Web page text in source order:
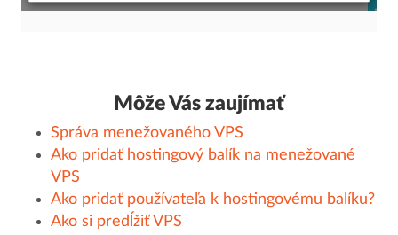
Môže Vás zaujímať
Správa menežovaného VPS
Ako pridať hostingový balík na menežované
VPS
Ako pridať používateľa k hostingovému balíku?
Ako si predĺžiť VPS